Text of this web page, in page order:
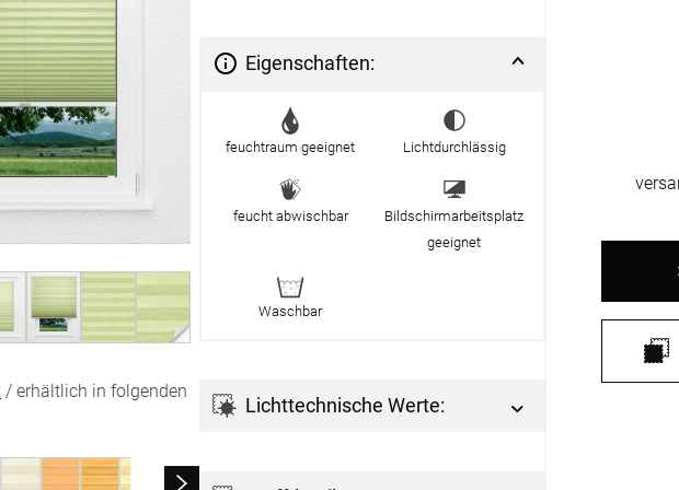
Fertiggrössen
Alle Dekostoffe
/ erhältlich in folgenden
Eigenschaften:
feuchtraum geeignet Lichtdurchlässig
feucht abwischbar
Bildschirmarbeitsplatz
geeignet
Waschbar
Lichttechnische Werte: